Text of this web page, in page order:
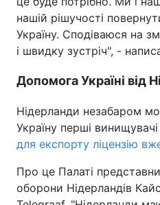
нашій рішучості
Україну. Сподіваюся на
і швидку зустріч", -
Допомога Україні від
Нідерланди незабаром
Україну перші винищувачі
для експорту ліцензію
Про це Палаті
оборони Нідерландів